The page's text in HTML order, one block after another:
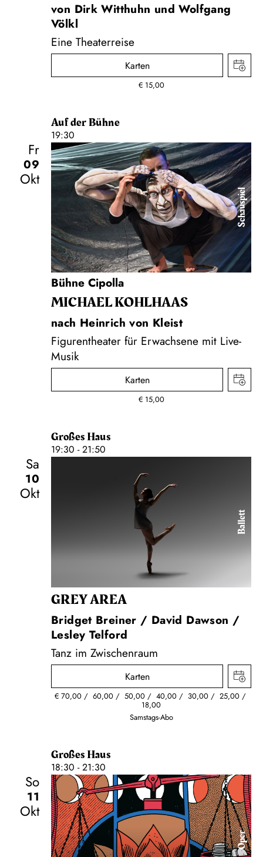
von Dirk Witthuhn und Wolfgang
Völkl
Eine Theaterreise
Karten
€ 15,00
Auf der Bühne
19:30
Fr
09
Okt
Schauspiel
Bühne Cipolla
MICHAEL KOHLHAAS
nach Heinrich von Kleist
Figurentheater für Erwachsene mit Live-
Musik
Karten
€ 15,00
Großes Haus
19:30 - 21:50
Sa
10
Okt
Ballett
GREY AREA
Bridget Breiner / David Dawson /
Lesley Telford
Tanz im Zwischenraum
Karten
€ 70,00 60,00 50,00 40,00 30,00 25,00
18,00
Samstags-Abo
Großes Haus
18:30 - 21:30
So
11
Okt
Oper